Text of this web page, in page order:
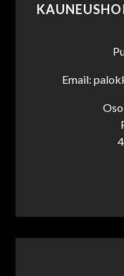
Email: